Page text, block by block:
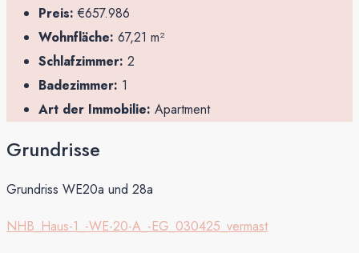
Preis: €657.986
Wohnfläche: 67,21 m²
Schlafzimmer: 2
Badezimmer: 1
Art der Immobilie: Apartment
Grundrisse
Grundriss WE20a und 28a
NHB_Haus-1_-WE-20-A_-EG_030425_vermast